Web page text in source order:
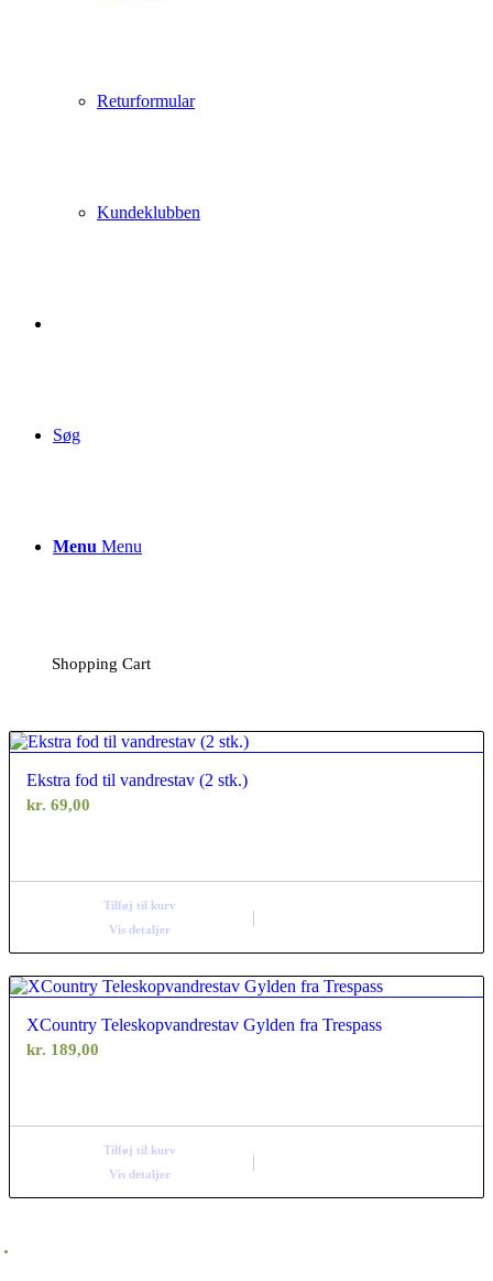
Returformular
Kundeklubben
Søg
Menu Menu
Shopping Cart
Ekstra fod til vandrestav (2 stk.)
kr. 69,00
Tilføj til kurv
Vis detaljer
XCountry Teleskopvandrestav Gylden fra Trespass
kr. 189,00
Tilføj til kurv
Vis detaljer